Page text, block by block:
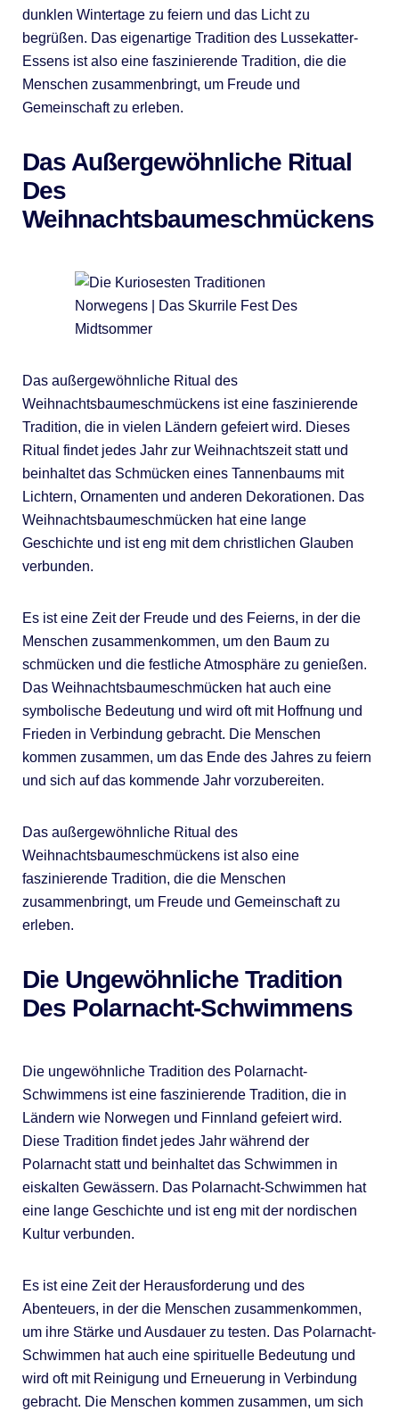
dunklen Wintertage zu feiern und das Licht zu
begrüßen. Das eigenartige Tradition des Lussekatter-
Essens ist also eine faszinierende Tradition, die die
Menschen zusammenbringt, um Freude und
Gemeinschaft zu erleben.
Das Außergewöhnliche Ritual
Des
Weihnachtsbaumeschmückens
Das außergewöhnliche Ritual des
Weihnachtsbaumeschmückens ist eine faszinierende
Tradition, die in vielen Ländern gefeiert wird. Dieses
Ritual findet jedes Jahr zur Weihnachtszeit statt und
beinhaltet das Schmücken eines Tannenbaums mit
Lichtern, Ornamenten und anderen Dekorationen. Das
Weihnachtsbaumeschmücken hat eine lange
Geschichte und ist eng mit dem christlichen Glauben
verbunden.
Es ist eine Zeit der Freude und des Feierns, in der die
Menschen zusammenkommen, um den Baum zu
schmücken und die festliche Atmosphäre zu genießen.
Das Weihnachtsbaumeschmücken hat auch eine
symbolische Bedeutung und wird oft mit Hoffnung und
Frieden in Verbindung gebracht. Die Menschen
kommen zusammen, um das Ende des Jahres zu feiern
und sich auf das kommende Jahr vorzubereiten.
Das außergewöhnliche Ritual des
Weihnachtsbaumeschmückens ist also eine
faszinierende Tradition, die die Menschen
zusammenbringt, um Freude und Gemeinschaft zu
erleben.
Die Ungewöhnliche Tradition
Des Polarnacht-Schwimmens
Die ungewöhnliche Tradition des Polarnacht-
Schwimmens ist eine faszinierende Tradition, die in
Ländern wie Norwegen und Finnland gefeiert wird.
Diese Tradition findet jedes Jahr während der
Polarnacht statt und beinhaltet das Schwimmen in
eiskalten Gewässern. Das Polarnacht-Schwimmen hat
eine lange Geschichte und ist eng mit der nordischen
Kultur verbunden.
Es ist eine Zeit der Herausforderung und des
Abenteuers, in der die Menschen zusammenkommen,
um ihre Stärke und Ausdauer zu testen. Das Polarnacht-
Schwimmen hat auch eine spirituelle Bedeutung und
wird oft mit Reinigung und Erneuerung in Verbindung
gebracht. Die Menschen kommen zusammen, um sich